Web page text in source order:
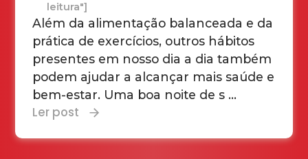
leitura"]
Além da alimentação balanceada e da
prática de exercícios, outros hábitos
presentes em nosso dia a dia também
podem ajudar a alcançar mais saúde e
bem-estar. Uma boa noite de s ...
Ler post